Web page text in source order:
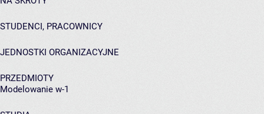
STUDENCI, PRACOWNICY
JEDNOSTKI ORGANIZACYJNE
PRZEDMIOTY
Modelowanie w-1